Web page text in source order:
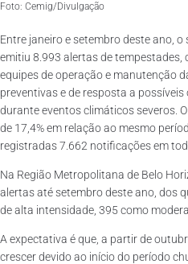
Foto: Cemig/Divulgação
Entre janeiro e setembro deste ano,
emitiu 8.993 alertas de tempestades,
equipes de operação e manutenção
preventivas e de resposta a
durante eventos climáticos severos.
de 17,4% em relação ao mesmo
registradas 7.662 notificações em
Na Região Metropolitana de Belo
alertas até setembro deste ano, dos
de alta intensidade, 395 como
A expectativa é que, a partir de
crescer devido ao início do período